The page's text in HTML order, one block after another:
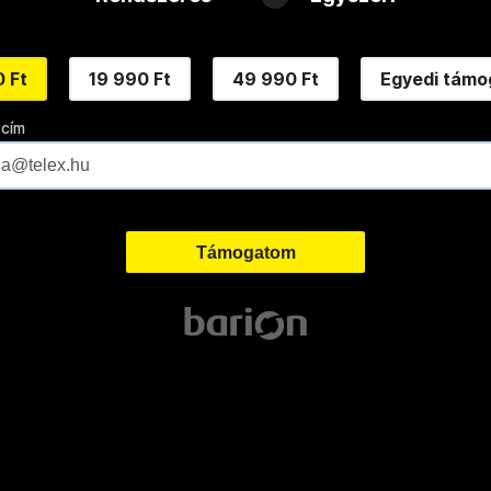
Ft 19 990 Ft 49 990 Ft Egyedi